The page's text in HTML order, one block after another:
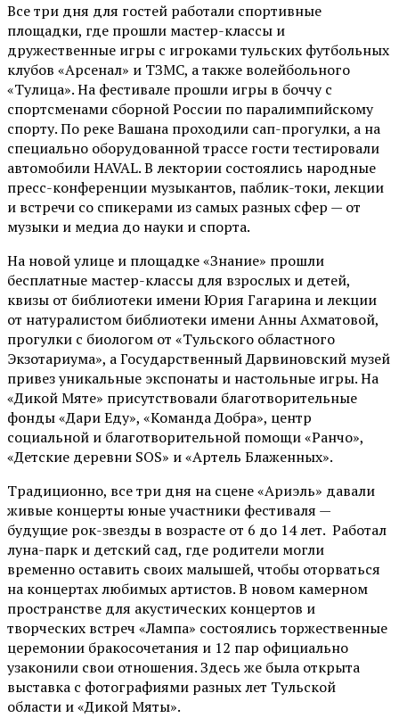
Все три дня для гостей работали спортивные
площадки, где прошли мастер-классы и
дружественные игры с игроками тульских футбольных
клубов «Арсенал» и ТЗМС, а также волейбольного
«Тулица». На фестивале прошли игры в боччу с
спортсменами сборной России по паралимпийскому
спорту. По реке Вашана проходили сап-прогулки, а на
специально оборудованной трассе гости тестировали
автомобили HAVAL. В лектории состоялись народные
пресс-конференции музыкантов, паблик-токи, лекции
и встречи со спикерами из самых разных сфер — от
музыки и медиа до науки и спорта.
На новой улице и площадке «Знание» прошли
бесплатные мастер-классы для взрослых и детей,
квизы от библиотеки имени Юрия Гагарина и лекции
от натуралистом библиотеки имени Анны Ахматовой,
прогулки с биологом от «Тульского областного
Экзотариума», а Государственный Дарвиновский музей
привез уникальные экспонаты и настольные игры. На
«Дикой Мяте» присутствовали благотворительные
фонды «Дари Еду», «Команда Добра», центр
социальной и благотворительной помощи «Ранчо»,
«Детские деревни SOS» и «Артель Блаженных».
Традиционно, все три дня на сцене«Ариэль» давали
живые концерты юные участники фестиваля —
будущие рок-звезды в возрасте от 6 до 14 лет. Работал
луна-парк и детский сад, где родители могли
временно оставить своих малышей, чтобы оторваться
на концертах любимых артистов. В новом камерном
пространстве для акустических концертов и
творческих встреч «Лампа» состоялись торжественные
церемонии бракосочетания и 12 пар официально
узаконили свои отношения. Здесь же была открыта
выставка с фотографиями разных лет Тульской
области и «Дикой Мяты».